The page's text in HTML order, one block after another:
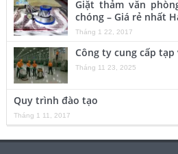
Giặt thảm văn
chóng – Giá rẻ nhất
Tháng 1 22, 2017
Công ty cung cấp
Tháng 11 23, 2025
Quy trình đào tạo
Tháng 1 11, 2017